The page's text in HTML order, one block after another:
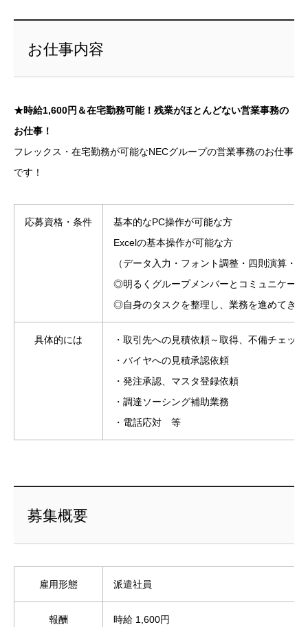
お仕事内容
★時給1,600円＆在宅勤務可能！残業がほとんどない営業事務の
お仕事！
フレックス・在宅勤務が可能なNECグループの営業事務のお仕事
です！
応募資格・条件
基本的なPC操作が可能な方
Excelの基本操作が可能な方
（データ入力・フォント調整・四則演算
◎明るくグループメンバーとコミュニケー
◎自身のタスクを整理し、業務を進めてきた
具体的には
・取引先への見積依頼～取得、不備チェッ
・バイヤへの見積承認依頼
・発注承認、マスタ登録依頼
・調達ソーシング補助業務
・電話応対 等
募集概要
雇用形態 派遣社員
報酬 時給 1,600円